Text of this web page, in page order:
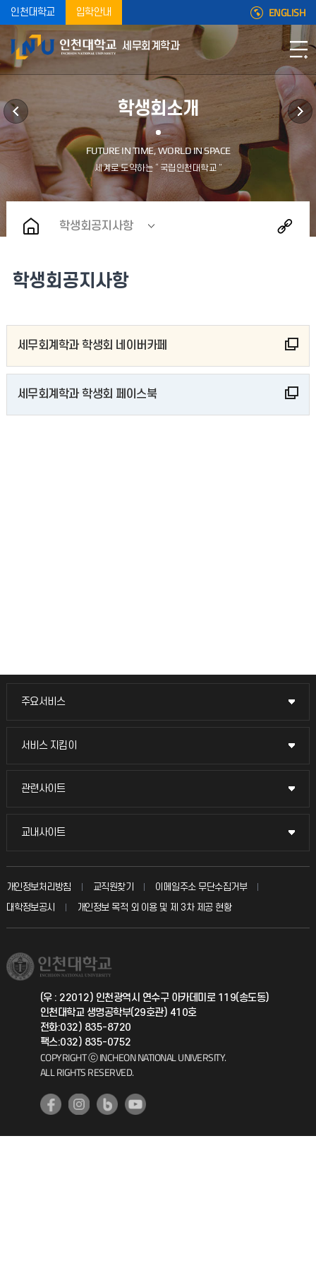
인천대학교 입학안내 ENGLISH
세무회계학과
학생회소개
학생회공지사항
학생회공지사항
세무회계학과 학생회 네이버카페
세무회계학과 학생회 페이스북
주요서비스
주요서비스
교무회의방송
입학안내
취업정보(학생)
서비스 지킴이
서비스 지킴이
묻고 답하기
칭찬마당
학생서비스 지킴이
관련사이트
관련사이트
국방헬프콜
총동문회
교내사이트
교내사이트
교수회
교육혁신본부
국제지원과
공자아카데미
기초교육원
개인정보처리방침 교직원찾기
이메일주소 무단수집거부
대학정보공시
개인정보 목적 외 이용 및 제 3차 제공 현황
(우 : 22012) 인천광역시 연수구 아카데미로 119(송도동)
인천대학교 생명공학부(29호관) 410호
전화:032) 835-8720
팩스:032) 835-0752
COPYRIGHT ⓒ INCHEON NATIONAL UNIVERSITY.
ALL RIGHTS RESERVED.